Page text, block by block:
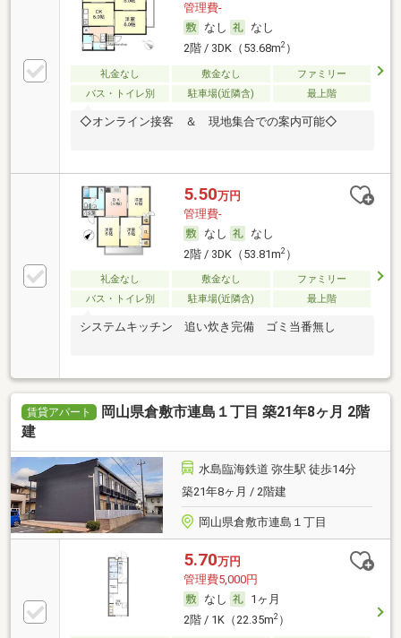
管理費-
なし
なし
2階 / 3DK（53.68m2）
礼金なし 敷金なし
ファミリー
バス・トイレ別
駐車場(近隣含) 最上階
◇オンライン接客 ＆ 現地集合での案内可能◇
5.50万円
管理費-
なし
なし
2階 / 3DK（53.81m2）
礼金なし 敷金なし
ファミリー
バス・トイレ別
駐車場(近隣含) 最上階
システムキッチン 追い炊き完備 ゴミ当番無し
賃貸アパート
岡山県倉敷市連島１丁目 築21年8ヶ月 2階
建
水島臨海鉄道 弥生駅 徒歩14分
築21年8ヶ月 / 2階建
岡山県倉敷市連島１丁目
5.70万円
管理費5,000円
なし
1ヶ月
2階 / 1K（22.35m2）